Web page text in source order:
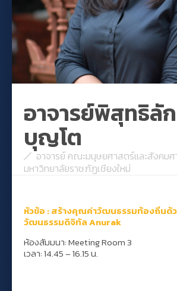
อาจารย์พิสุทธิ
บุญโต
อาจารย์ คณะมนุษยศาสตร์และสังคม
มหาวิทยาลัยราชภัฏเชียงใหม่
หัวข้อ :สร้างคุณค่าวัฒนธรรมท้องถิ่นด้
วัฒนธรรมดิจิทัลAnurak
ห้องสัมมนา: Meeting Room 3
เวลา: 14.45 – 16.15 น.